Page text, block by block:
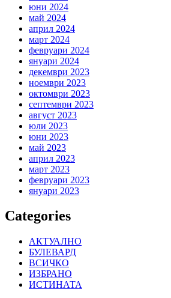
юни 2024
май 2024
април 2024
март 2024
февруари 2024
януари 2024
декември 2023
ноември 2023
октомври 2023
септември 2023
август 2023
юли 2023
юни 2023
май 2023
април 2023
март 2023
февруари 2023
януари 2023
Categories
АКТУАЛНО
БУЛЕВАРД
ВСИЧКО
ИЗБРАНО
ИСТИНАТА